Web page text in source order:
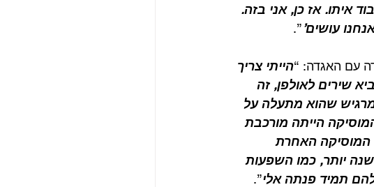
איתו. אז כן, אני בזה.
עושים’”.
עם האגדה: “הייתי צריך
שירים לאולפן, זה
מרגיש שהוא מתעלה על
הייתה מורכבת
המוסיקה האחרת
יותר, כמו השפעות
תמיד פנתה אלי”.